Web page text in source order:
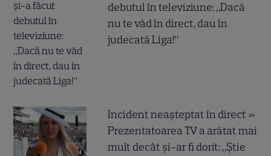
debutul în televiziune: „Dacă
nu te văd în direct, dau în
judecată Liga!”
Incident neașteptat în direct »
Prezentatoarea TV a arătat mai
mult decât și-ar fi dorit: „Știe